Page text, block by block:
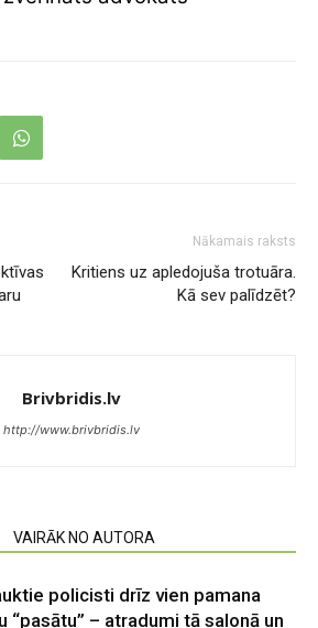
Nākamais raksts
Kritiens uz apledojuša trotuāra.
Kā sev palīdzēt?
Brivbridis.lv
http://www.brivbridis.lv
VAIRĀK NO AUTORA
policisti drīz vien pamana
“pasātu” – atradumi tā salonā un